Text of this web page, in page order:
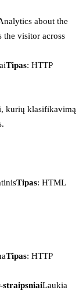
about the
the visitor across
Tipas: HTTP
kurių klasifikavimą
Tipas: HTML
Tipas: HTTP
straipsniaiLaukia